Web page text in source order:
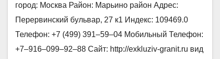
город: Москва Район: Марьино район Адрес:
Перервинский бульвар, 27 к1 Индекс: 109469.0
Телефон: +7 (499) 391‒59‒04 Мобильный Телефон:
+7‒916‒099‒92‒88 Сайт: http://exkluziv-granit.ru вид